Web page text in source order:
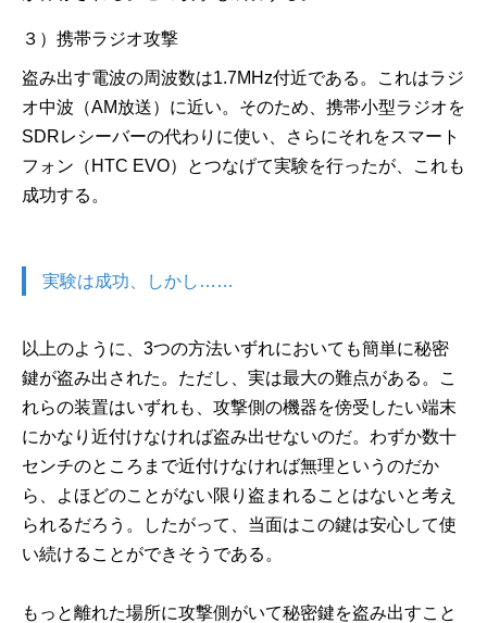
３）携帯ラジオ攻撃
盗み出す電波の周波数は1.7MHz付近である。これはラジ
オ中波（AM放送）に近い。そのため、携帯小型ラジオを
SDRレシーバーの代わりに使い、さらにそれをスマート
フォン（HTC EVO）とつなげて実験を行ったが、これも
成功する。
実験は成功、しかし……
以上のように、3つの方法いずれにおいても簡単に秘密
鍵が盗み出された。ただし、実は最大の難点がある。こ
れらの装置はいずれも、攻撃側の機器を傍受したい端末
にかなり近付けなければ盗み出せないのだ。わずか数十
センチのところまで近付けなければ無理というのだか
ら、よほどのことがない限り盗まれることはないと考え
られるだろう。したがって、当面はこの鍵は安心して使
い続けることができそうである。
もっと離れた場所に攻撃側がいて秘密鍵を盗み出すこと